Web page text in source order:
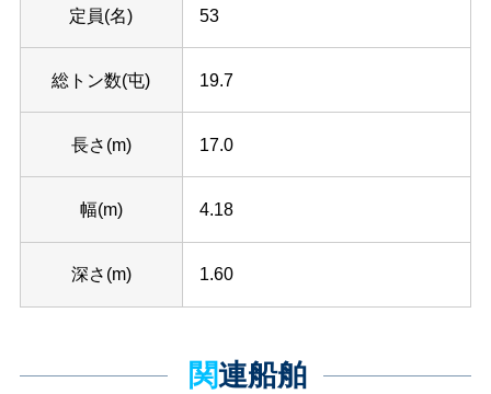
定員(名) 53
総トン数(屯) 19.7
長さ(m) 17.0
幅(m) 4.18
深さ(m) 1.60
関連船舶